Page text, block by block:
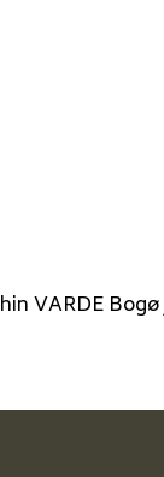
VARDE